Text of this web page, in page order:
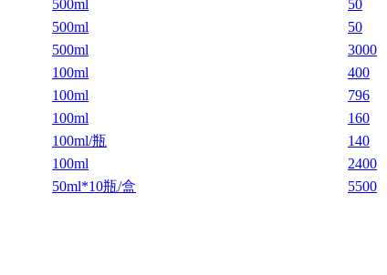
500ml
50
500ml
50
500ml
3000
100ml
400
100ml
796
100ml
160
100ml/瓶
140
100ml
2400
50ml*10瓶/盒 5500